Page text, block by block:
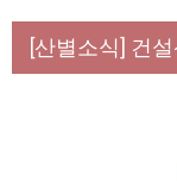
[성명] 막을 수
[산별소식] 건
[강릉,속초,원
[조합원☆인터
[본부소식] 강